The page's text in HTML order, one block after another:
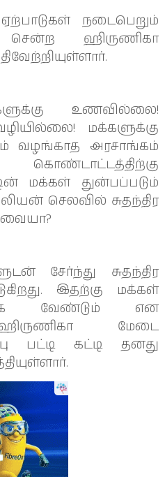
நடைபெறும்
சென்ற ஹிருணிகா
உணவில்லை!
மக்களுக்கு
வழங்காத அரசாங்கம்
மக்கள் துன்பப்படும்
செலவில் சுதந்திர
சேர்ந்து சுதந்திர
இதற்கு மக்கள்
வேண்டும் என
மேடை
பட்டி கட்டி தனது